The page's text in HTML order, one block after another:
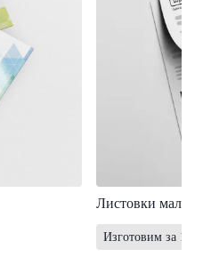
Листовки мал.
Изготовим за 1